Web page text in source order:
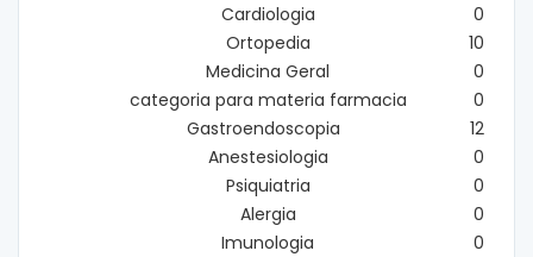
Cardiologia
0
Ortopedia
10
Medicina Geral
0
categoria para materia farmacia
0
Gastroendoscopia
12
Anestesiologia
0
Psiquiatria
0
Alergia
0
Imunologia
0